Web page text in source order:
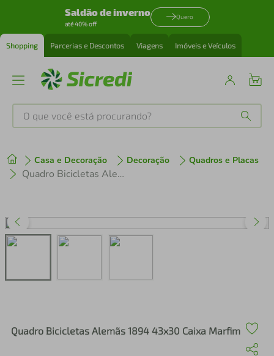
Saldão de inverno
até 40% off
Quero
Shopping Parcerias e Descontos Viagens Imóveis e Veículos
O que você está procurando?
Casa e Decoração Decoração Quadros e Placas
Quadro Bicicletas Alemãs 1894 43x30 Caixa Marfim
Quadro Bicicletas Alemãs 1894 43x30 Caixa Marfim
1º tenis
perfume